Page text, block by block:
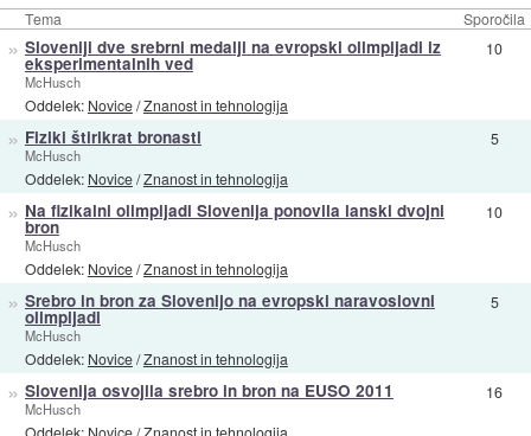
Tema Sporočila
» Sloveniji dve srebrni medalji na evropski olimpijadi iz
eksperimentalnih ved
McHusch
Oddelek: Novice/Znanost in tehnologija
10
» Fiziki štirikrat bronasti
McHusch
Oddelek: Novice/Znanost in tehnologija
5
» Na fizikalni olimpijadi Slovenija ponovila lanski dvojni
bron
McHusch
Oddelek: Novice/Znanost in tehnologija
10
» Srebro in bron za Slovenijo na evropski naravoslovni
olimpijadi
McHusch
Oddelek: Novice/Znanost in tehnologija
5
» Slovenija osvojila srebro in bron na EUSO 2011
McHusch
Oddelek: Novice/Znanost in tehnologija
16